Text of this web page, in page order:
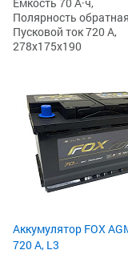
Полярность
Пусковой ток 720 А,
278x175x190
Аккумулятор FOX
720 А, L3